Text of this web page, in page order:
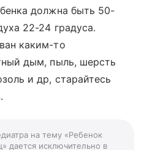
должна быть 50-
22-24 градуса.
каким-то
дым, пыль, шерсть
и др, старайтесь
на тему «Ребенок
дается исключительно в